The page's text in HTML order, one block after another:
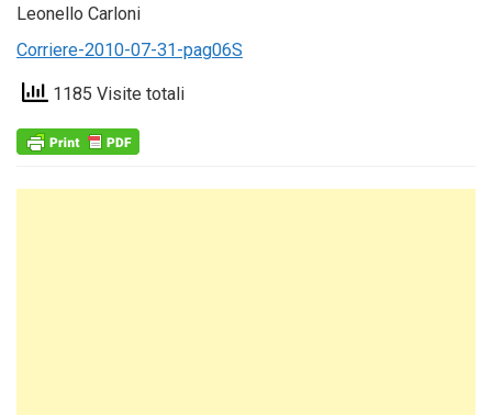
Leonello Carloni
Corriere-2010-07-31-pag06S
1185 Visite totali